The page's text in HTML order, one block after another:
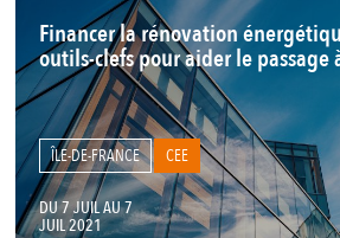
Financer la rénovation
outils-clefs pour aider le passage
ÎLE-DE-FRANCE CEE
DU 7 JUIL AU 7
JUIL 2021